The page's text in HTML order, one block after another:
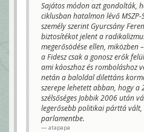
Sajátos módon azt gondolták,
ciklusban hatalmon lévő MSZP-
személy szerint Gyurcsány
biztosítékot jelent a
megerősödése ellen, miközben
a Fidesz csak a gonosz erők
ami káoszhoz és romboláshoz
netán a baloldal dilettáns
szerepe lehetett abban, hogy a
szélsőséges Jobbik 2006 után
legerősebb politikai párttá
parlamentbe.
atapapa